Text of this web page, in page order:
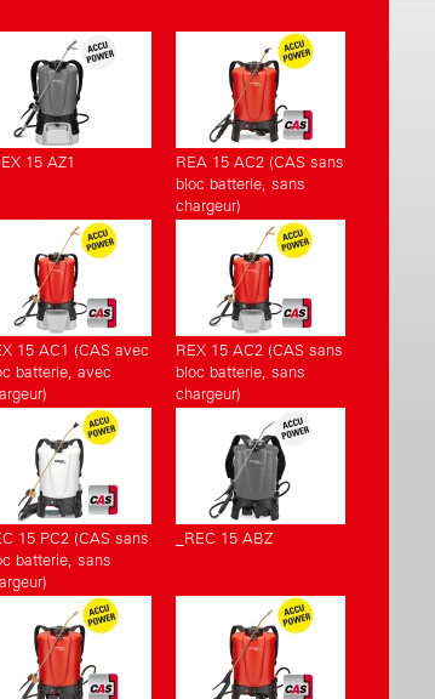
15 AZ1
REA 15 AC2 (CAS sans
bloc batterie, sans
chargeur)
15 AC1 (CAS avec
batterie, avec
REX 15 AC2 (CAS sans
bloc batterie, sans
chargeur)
15 PC2 (CAS sans
batterie, sans
_REC 15 ABZ